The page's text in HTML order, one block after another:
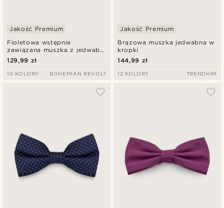
Fioletowa wstępnie
zawiązana muszka z jedwabiu
diagonalnego
Jakość Premium
129,99 zł
10 KOLORY BOHEMIAN REVOLT
Brązowa muszka jedwabna w
kropki
Jakość Premium
144,99 zł
12 KOLORY TRENDHIM